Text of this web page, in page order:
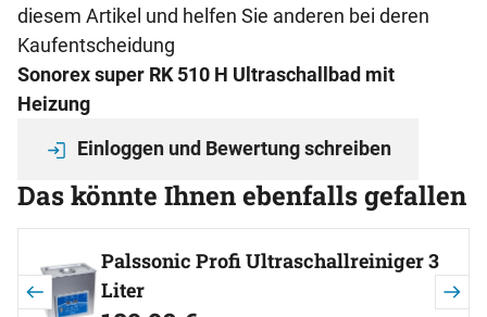
diesem Artikel und helfen Sie anderen bei deren
Kaufentscheidung
Sonorex super RK 510 H Ultraschallbad mit
Heizung
Einloggen und Bewertung schreiben
Das könnte Ihnen ebenfalls gefallen
Artikel überspringen
Palssonic Profi Ultraschallreiniger 3
Liter